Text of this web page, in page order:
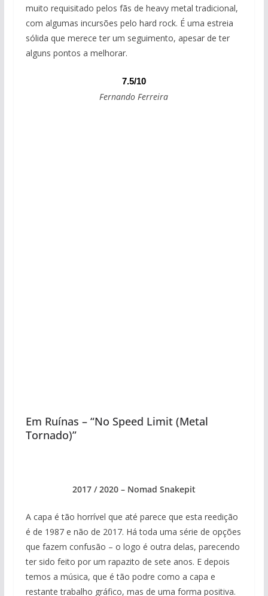
muito requisitado pelos fãs de heavy metal tradicional,
com algumas incursões pelo hard rock. É uma estreia
sólida que merece ter um seguimento, apesar de ter
alguns pontos a melhorar.
7.5/10
Fernando Ferreira
Em Ruínas – “No Speed Limit (Metal
Tornado)”
2017 / 2020 – Nomad Snakepit
A capa é tão horrível que até parece que esta reedição
é de 1987 e não de 2017. Há toda uma série de opções
que fazem confusão – o logo é outra delas, parecendo
ter sido feito por um rapazito de sete anos. E depois
temos a música, que é tão podre como a capa e
restante trabalho gráfico, mas de uma forma positiva.